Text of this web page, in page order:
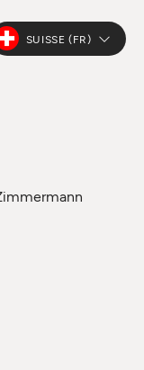
SUISSE (FR)